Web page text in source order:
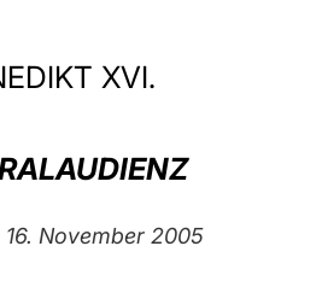
XVI.
November 2005